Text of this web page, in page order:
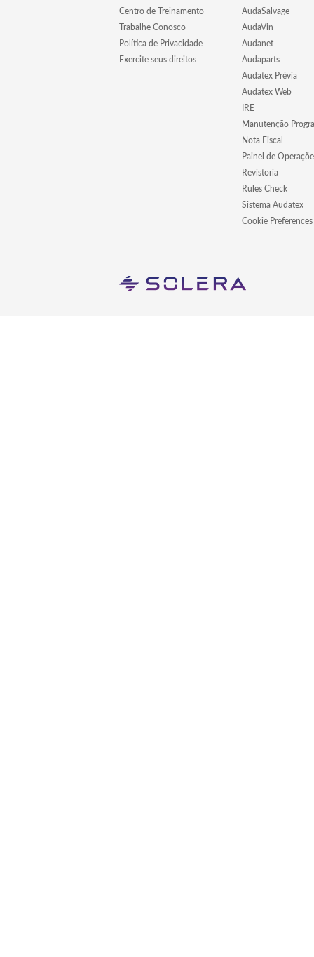
Centro de Treinamento
Trabalhe Conosco
Política de Privacidade
Exercite seus direitos
AudaSalvage
AudaVin
Audanet
Audaparts
Audatex Prévia
Audatex Web
IRE
Manutenção
Nota Fiscal
Painel de
Revistoria
Rules Check
Sistema Audatex
Cookie Preferences